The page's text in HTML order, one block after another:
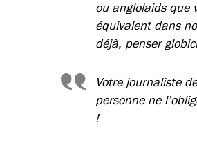
ou anglolaids que
équivalent dans
déjà, penser
Votre journaliste
personne ne
!